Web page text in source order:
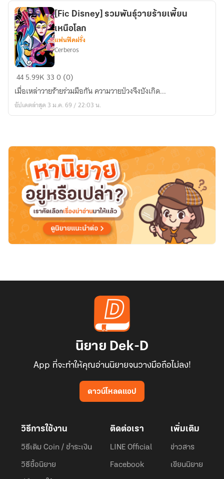
เรื่อย
(หัว
จะ
ปวด)
[Fic
Disney]
รวม
พันธุ์
เพี้ยน
เหนือ
โลก
[Fic Disney] รวมพันธุ์วายร้ายเพี้ยน
เหนือโลก
แฟนฟิคฝรั่ง
Cerberos
445.99K 330 (0)
เมื่อเหล่าวายร้ายร่วมมือกัน ความวายป่วงจึงบังเกิด...
อัปเดตล่าสุด 3 ม.ค. 69 / 22:03 น.
นิยาย Dek-D
App ที่จะทำให้คุณอ่านนิยายจนวางมือถือไม่ลง!
ดาวน์โหลดแอป
วิธีการใช้งาน
วิธีเติม Coin / ชำระเงิน
วิธีซื้อนิยาย
ติดต่อเรา
LINE Official
Facebook
เพิ่มเติม
ข่าวสาร
เขียนนิยาย